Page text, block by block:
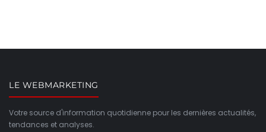
LE WEBMARKETING
Votre source d'information quotidienne pour les dernières actualités,
tendances et analyses.